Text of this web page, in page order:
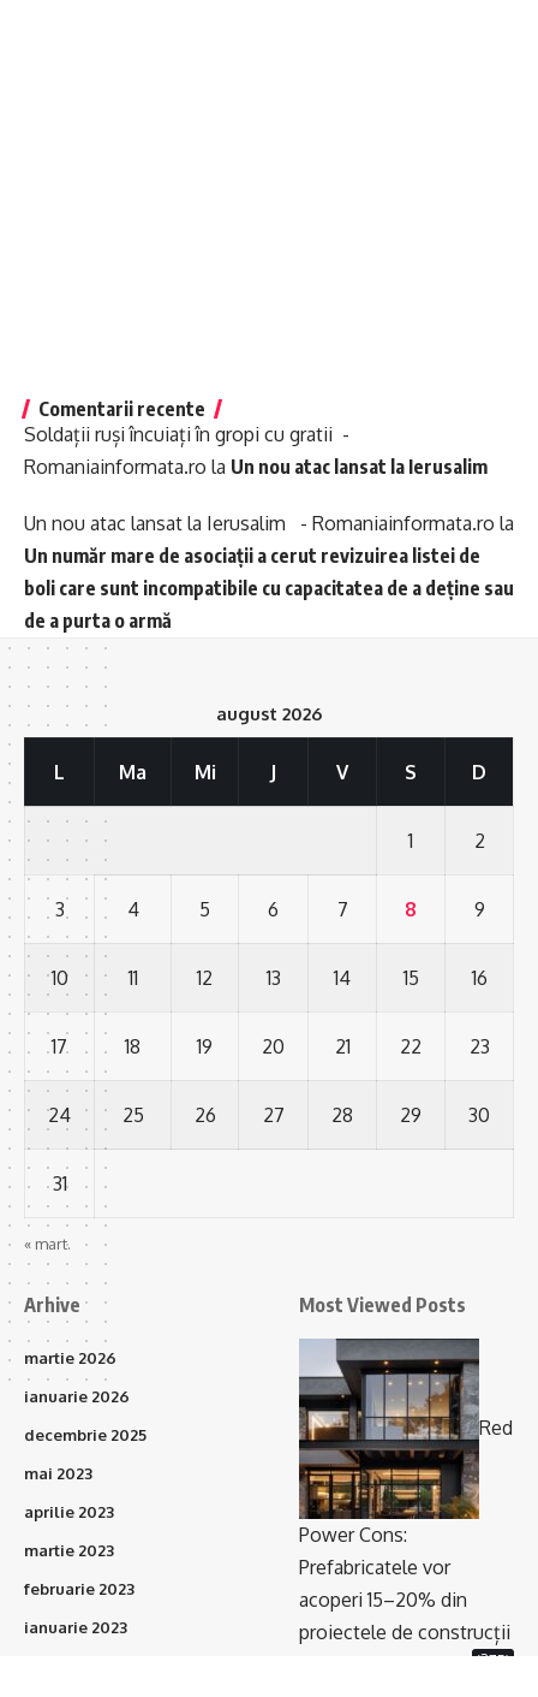
Comentarii recente
Soldații ruși încuiați în gropi cu gratii -
Romaniainformata.ro la Un nou atac lansat la Ierusalim
Un nou atac lansat la Ierusalim - Romaniainformata.ro la
Un număr mare de asociații a cerut revizuirea listei de
boli care sunt incompatibile cu capacitatea de a deține sau
de a purta o armă
august 2026
L Ma Mi J V S D
1 2
3 4 5 6 7 8 9
10 11 12 13 14 15 16
17 18 19 20 21 22 23
24 25 26 27 28 29 30
31
« mart.
Arhive
martie 2026
ianuarie 2026
decembrie 2025
mai 2023
aprilie 2023
martie 2023
februarie 2023
ianuarie 2023
Most Viewed Posts
Red
Power Cons:
Prefabricatele vor
acoperi 15–20% din
proiectele de construcții
(375)